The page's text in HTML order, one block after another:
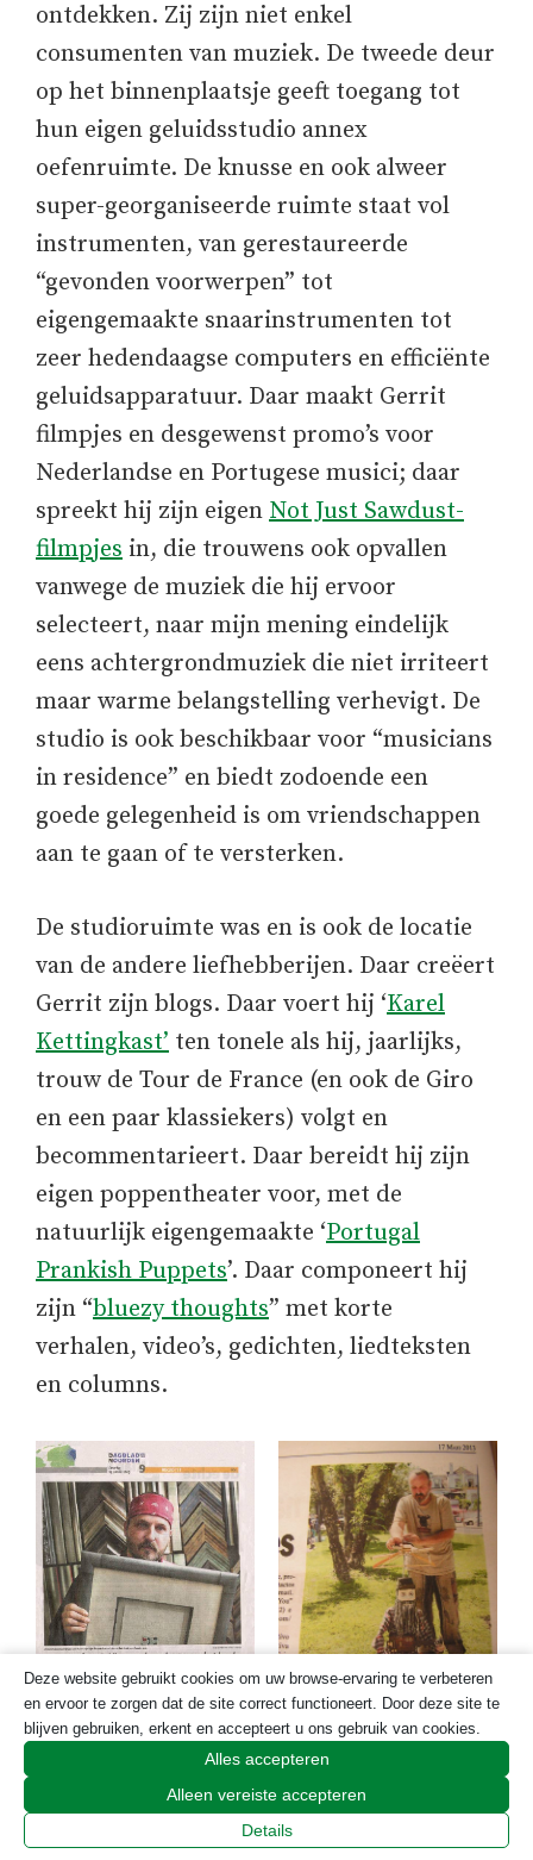
ontdekken. Zij zijn niet enkel
consumenten van muziek. De tweede deur
op het binnenplaatsje geeft toegang tot
hun eigen geluidsstudio annex
oefenruimte. De knusse en ook alweer
super-georganiseerde ruimte staat vol
instrumenten, van gerestaureerde
“gevonden voorwerpen” tot
eigengemaakte snaarinstrumenten tot
zeer hedendaagse computers en efficiënte
geluidsapparatuur. Daar maakt Gerrit
filmpjes en desgewenst promo’s voor
Nederlandse en Portugese musici; daar
spreekt hij zijn eigen Not Just Sawdust-
filmpjes in, die trouwens ook opvallen
vanwege de muziek die hij ervoor
selecteert, naar mijn mening eindelijk
eens achtergrondmuziek die niet irriteert
maar warme belangstelling verhevigt. De
studio is ook beschikbaar voor “musicians
in residence” en biedt zodoende een
goede gelegenheid is om vriendschappen
aan te gaan of te versterken.
De studioruimte was en is ook de locatie
van de andere liefhebberijen. Daar creëert
Gerrit zijn blogs. Daar voert hij ‘Karel
Kettingkast’ ten tonele als hij, jaarlijks,
trouw de Tour de France (en ook de Giro
en een paar klassiekers) volgt en
becommentarieert. Daar bereidt hij zijn
eigen poppentheater voor, met de
natuurlijk eigengemaakte ‘Portugal
Prankish Puppets’. Daar componeert hij
zijn “bluezy thoughts” met korte
verhalen, video’s, gedichten, liedteksten
en columns.
Foto’s Gerrit Klaassen
Zo is hun leven in zelfgekozen
afzondering toch niet zonder rijke
Deze website gebruikt cookies om uw browse-ervaring te verbeteren
en ervoor te zorgen dat de site correct functioneert. Door deze site te
blijven gebruiken, erkent en accepteert u ons gebruik van cookies.
Alles accepteren
Alleen vereiste accepteren
Details